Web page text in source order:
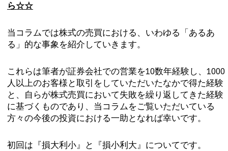
ら☆☆
当コラムでは株式の売買における、いわゆる「あるあ
る」的な事象を紹介していきます。
これらは筆者が証券会社での営業を10数年経験し、1000
人以上のお客様と取引をしていただいたなかで得た経験
と、自らが株式売買において失敗を繰り返してきた経験
に基づくものであり、当コラムをご覧いただいている
方々の今後の投資における一助となれば幸いです。
初回は『損大利小』と『損小利大』についてです。